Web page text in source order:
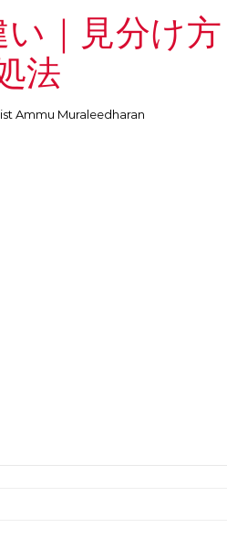
｜見分け方
法
Ammu Muraleedharan